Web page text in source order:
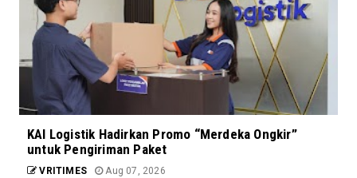
KAI Logistik Hadirkan Promo “Merdeka Ongkir”
untuk Pengiriman Paket
VRITIMES Aug 07, 2026